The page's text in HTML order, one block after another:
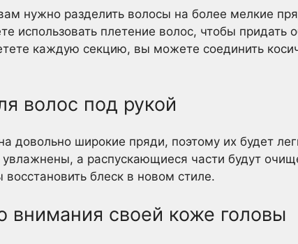
нужно разделить волосы на более мелкие
использовать плетение волос, чтобы придать
каждую секцию, вы можете соединить
волос под рукой
довольно широкие пряди, поэтому их будет
увлажнены, а распускающиеся части будут
блеск в новом стиле.
внимания своей коже головы